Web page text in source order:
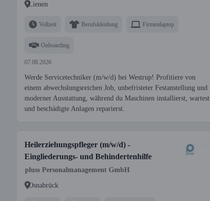
Lienen
Vollzeit Berufskleidung Firmenlaptop
Onboarding
07.08.2026
Werde Servicetechniker (m/w/d) bei Westrup! Profitiere von
einem abwechslungsreichen Job, unbefristeter Festanstellung und
moderner Ausstattung, während du Maschinen installierst, wartest
und beschädigte Anlagen reparierst.
Heilerziehungspfleger (m/w/d) -
Eingliederungs- und Behindertenhilfe
pluss Personalmanagement GmbH
Osnabrück